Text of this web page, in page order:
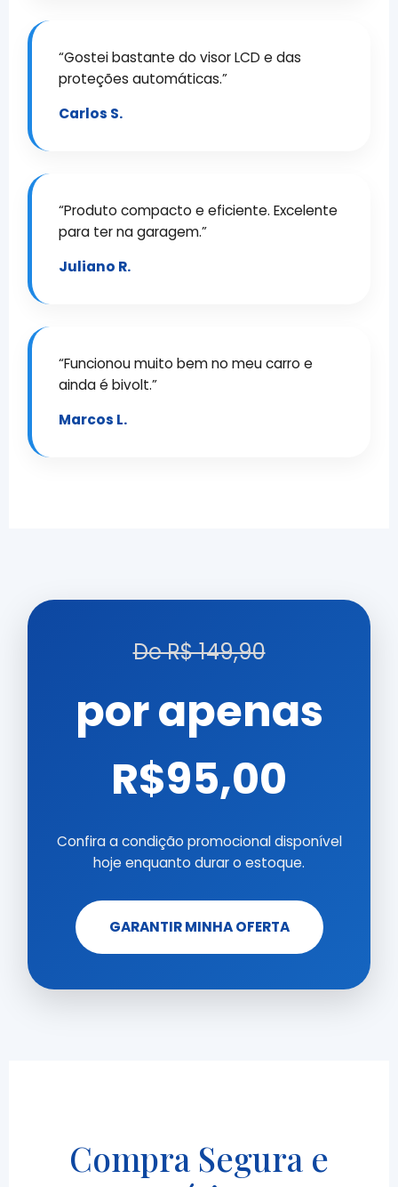
“Gostei bastante do visor LCD e das
proteções automáticas.”
Carlos S.
“Produto compacto e eficiente. Excelente
para ter na garagem.”
Juliano R.
“Funcionou muito bem no meu carro e
ainda é bivolt.”
Marcos L.
De R$ 149,90
por apenas
R$95,00
Confira a condição promocional disponível
hoje enquanto durar o estoque.
GARANTIR MINHA OFERTA
Compra Segura e